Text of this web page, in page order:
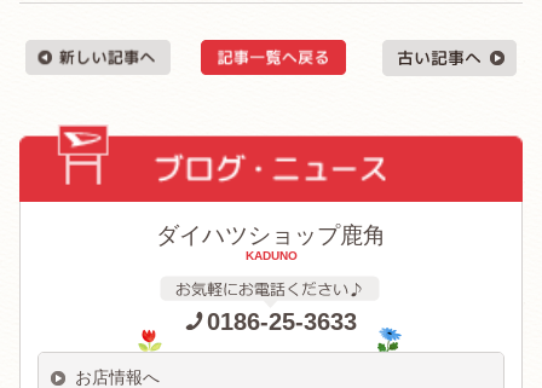
ダイハツショップ鹿角
KADUNO
0186-25-3633
お店情報へ